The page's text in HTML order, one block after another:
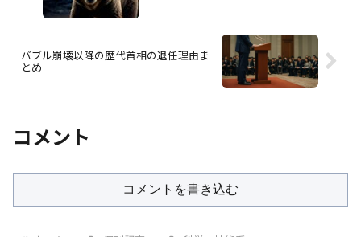
バブル崩壊以降の歴代首相の退任理由ま
とめ
コメント
コメントを書き込む